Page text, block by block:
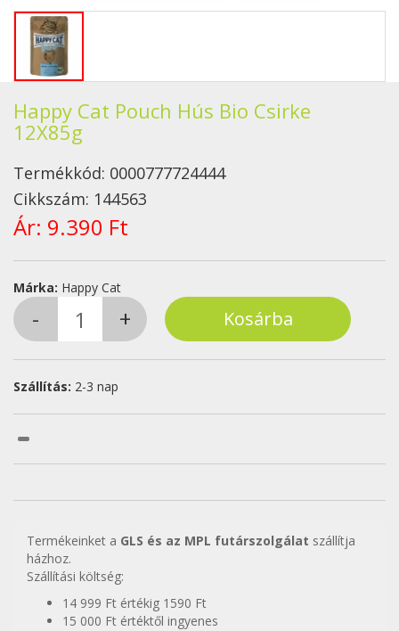
Happy Cat Pouch Hús Bio Csirke
12X85g
Termékkód: 0000777724444
Cikkszám: 144563
Ár: 9.390 Ft
Márka: Happy Cat
Szállítás: 2-3 nap
Termékeinket a GLS és az MPL futárszolgálat szállítja
házhoz.
Szállítási költség:
14 999 Ft értékig 1590 Ft
15 000 Ft értéktől ingyenes